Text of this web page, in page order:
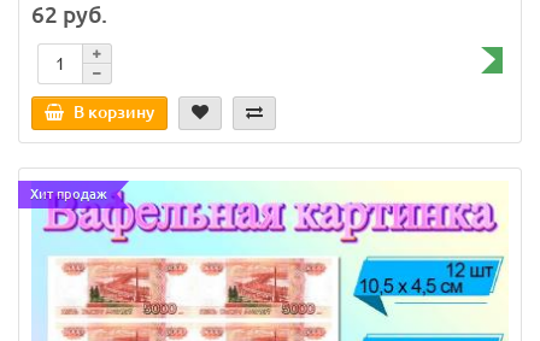
62 руб.
В корзину
Хит продаж